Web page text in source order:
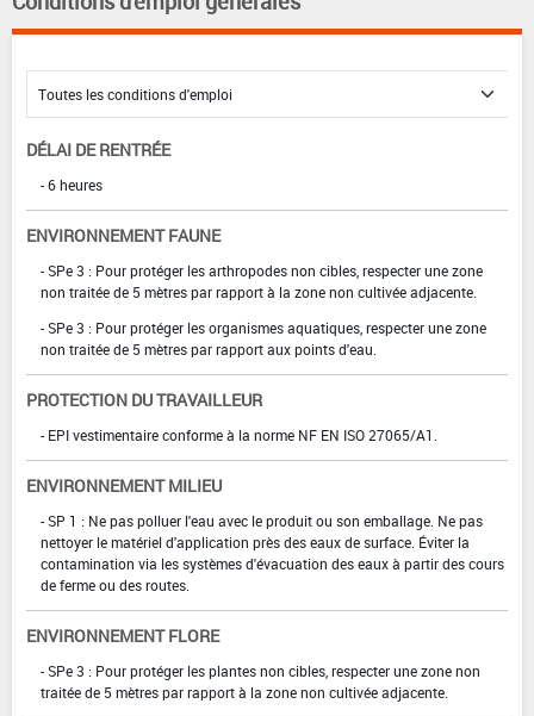
DÉLAI DE RENTRÉE
- 6 heures
ENVIRONNEMENT FAUNE
- SPe 3 : Pour protéger les arthropodes non cibles, respecter une zone
non traitée de 5 mètres par rapport à la zone non cultivée adjacente.
- SPe 3 : Pour protéger les organismes aquatiques, respecter une zone
non traitée de 5 mètres par rapport aux points d'eau.
PROTECTION DU TRAVAILLEUR
- EPI vestimentaire conforme à la norme NF EN ISO 27065/A1.
ENVIRONNEMENT MILIEU
- SP 1 : Ne pas polluer l'eau avec le produit ou son emballage. Ne pas
nettoyer le matériel d'application près des eaux de surface. Éviter la
contamination via les systèmes d'évacuation des eaux à partir des cours
de ferme ou des routes.
ENVIRONNEMENT FLORE
- SPe 3 : Pour protéger les plantes non cibles, respecter une zone non
traitée de 5 mètres par rapport à la zone non cultivée adjacente.